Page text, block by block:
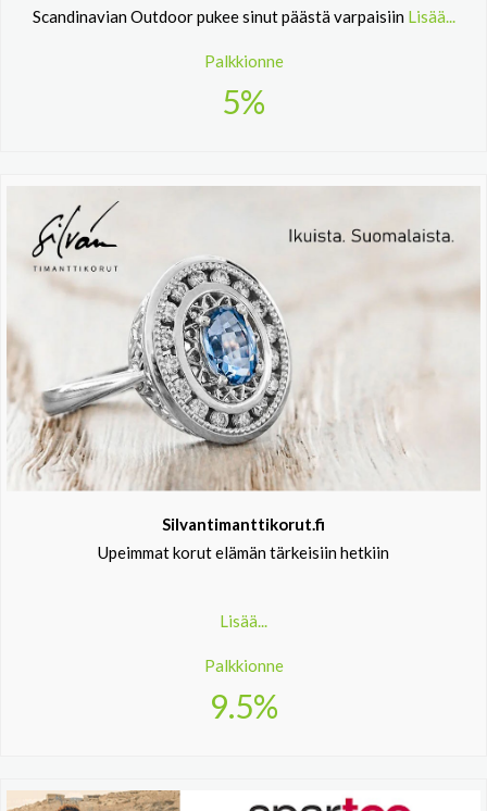
Scandinavian Outdoor pukee sinut päästä varpaisiin Lisää...
Palkkionne
5%
Silvantimanttikorut.fi
Upeimmat korut elämän tärkeisiin hetkiin
Lisää...
Palkkionne
9.5%